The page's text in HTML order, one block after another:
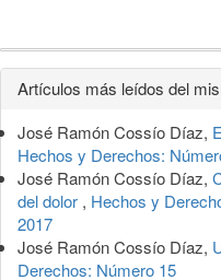
Detalles
del
artículo
Artículos más leídos del
José Ramón Cossío Díaz,
Hechos y Derechos:
José Ramón Cossío Díaz,
del dolor , Hechos y
2017
José Ramón Cossío Díaz,
Derechos: Número 15